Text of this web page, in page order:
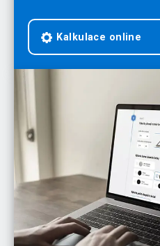
Kalkulace online